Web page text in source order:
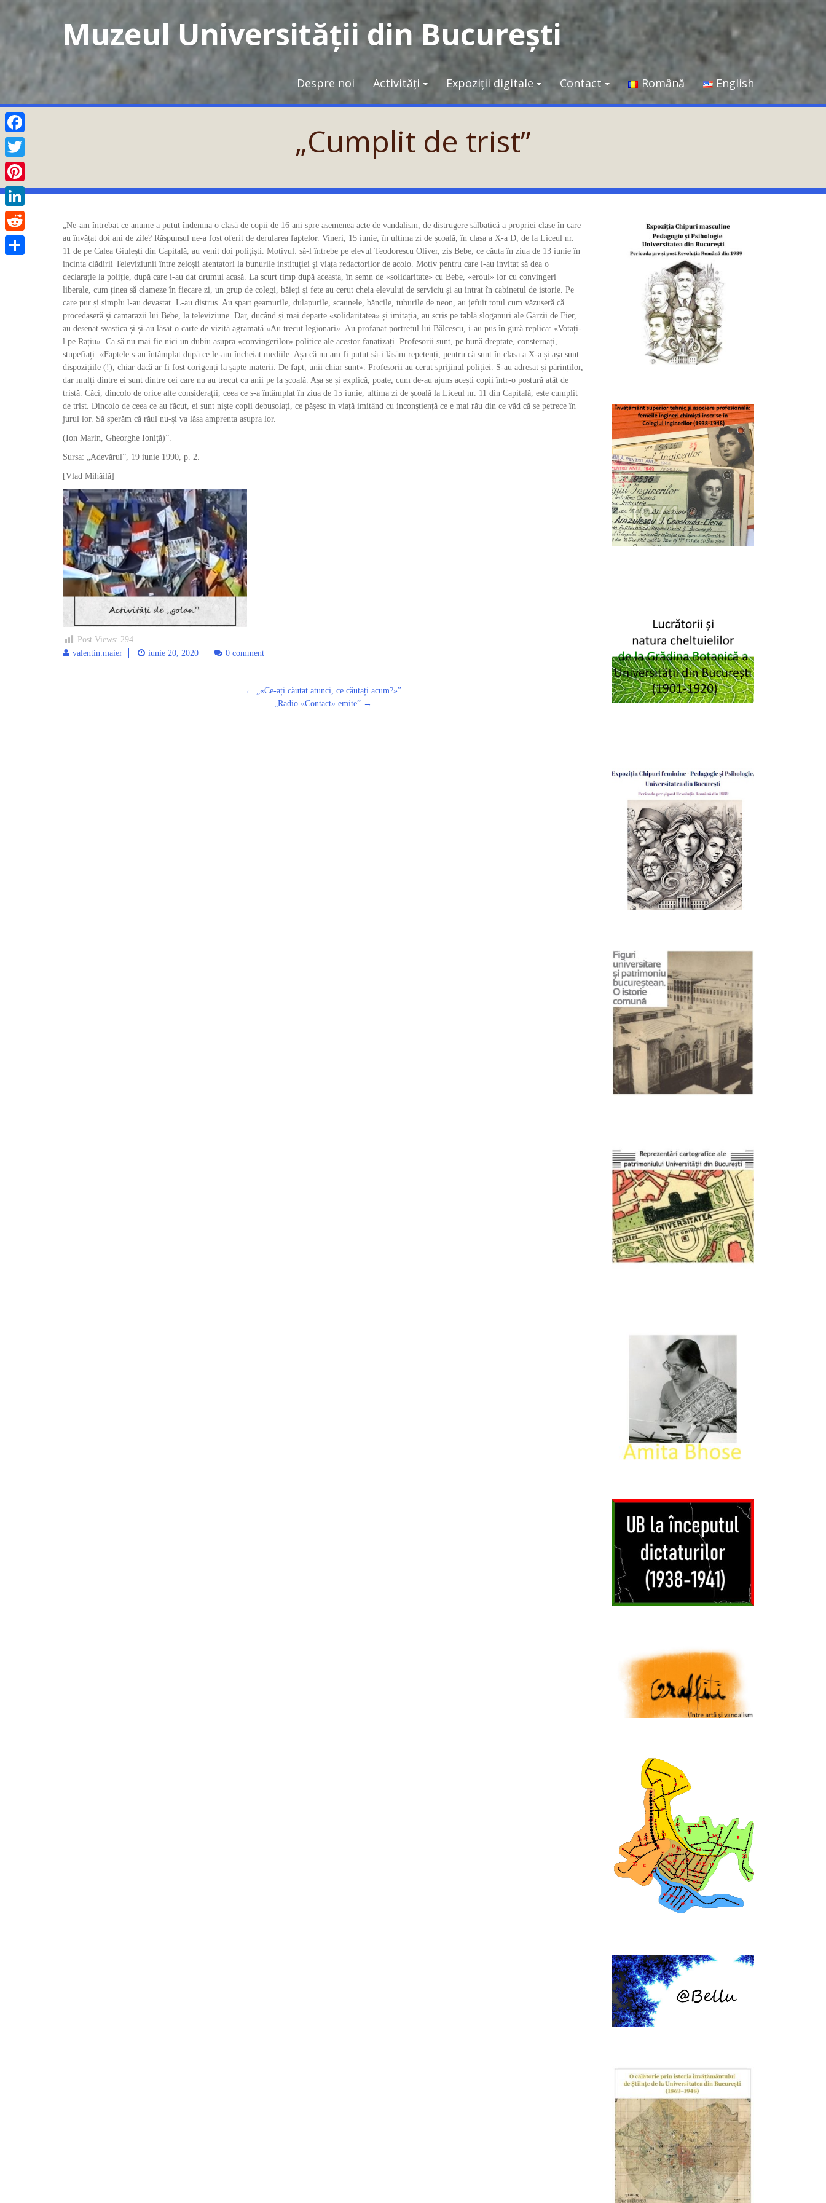
Muzeul Universității din București
Despre noi Activități Expoziții digitale Contact Română English
„Cumplit de trist”
„Ne-am întrebat ce anume a putut îndemna o clasă de copii de 16 ani spre asemenea acte de vandalism, de distrugere sălbatică a propriei clase în care
au învățat doi ani de zile? Răspunsul ne-a fost oferit de derularea faptelor. Vineri, 15 iunie, în ultima zi de școală, în clasa a X-a D, de la Liceul nr.
11 de pe Calea Giulești din Capitală, au venit doi polițiști. Motivul: să-l întrebe pe elevul Teodorescu Oliver, zis Bebe, ce căuta în ziua de 13 iunie în
incinta clădirii Televiziunii între zeloșii atentatori la bunurile instituției și viața redactorilor de acolo. Motiv pentru care l-au invitat să dea o
declarație la poliție, după care i-au dat drumul acasă. La scurt timp după aceasta, în semn de «solidaritate» cu Bebe, «eroul» lor cu convingeri
liberale, cum ținea să clameze în fiecare zi, un grup de colegi, băieți și fete au cerut cheia elevului de serviciu și au intrat în cabinetul de istorie. Pe
care pur și simplu l-au devastat. L-au distrus. Au spart geamurile, dulapurile, scaunele, băncile, tuburile de neon, au jefuit totul cum văzuseră că
procedaseră și camarazii lui Bebe, la televiziune. Dar, ducând și mai departe «solidaritatea» și imitația, au scris pe tablă sloganuri ale Gărzii de Fier,
au desenat svastica și și-au lăsat o carte de vizită agramată «Au trecut legionari». Au profanat portretul lui Bălcescu, i-au pus în gură replica: «Votați-
l pe Rațiu». Ca să nu mai fie nici un dubiu asupra «convingerilor» politice ale acestor fanatizați. Profesorii sunt, pe bună dreptate, consternați,
stupefiați. «Faptele s-au întâmplat după ce le-am încheiat mediile. Așa că nu am fi putut să-i lăsăm repetenți, pentru că sunt în clasa a X-a și așa sunt
dispozițiile (!), chiar dacă ar fi fost corigenți la șapte materii. De fapt, unii chiar sunt». Profesorii au cerut sprijinul poliției. S-au adresat și părinților,
dar mulți dintre ei sunt dintre cei care nu au trecut cu anii pe la școală. Așa se și explică, poate, cum de-au ajuns acești copii într-o postură atât de
tristă. Căci, dincolo de orice alte considerații, ceea ce s-a întâmplat în ziua de 15 iunie, ultima zi de școală la Liceul nr. 11 din Capitală, este cumplit
de trist. Dincolo de ceea ce au făcut, ei sunt niște copii debusolați, ce pășesc în viață imitând cu inconștiență ce e mai rău din ce văd că se petrece în
jurul lor. Să sperăm că răul nu-și va lăsa amprenta asupra lor.
(Ion Marin, Gheorghe Ioniță)ˮ.
Sursa: „Adevărul”, 19 iunie 1990, p. 2.
[Vlad Mihăilă]
Post Views: 294
valentin.maier
iunie 20, 2020 0 comment
←
„«Ce-ați căutat atunci, ce căutați acum?»ˮ
„Radio «Contact» emite” →
Facebook
Twitter
Pinterest
LinkedIn
Reddit